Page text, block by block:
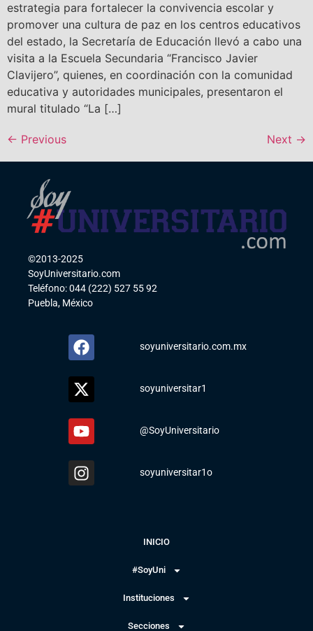
estrategia para fortalecer la convivencia escolar y
promover una cultura de paz en los centros educativos
del estado, la Secretaría de Educación llevó a cabo una
visita a la Escuela Secundaria “Francisco Javier
Clavijero”, quienes, en coordinación con la comunidad
educativa y autoridades municipales, presentaron el
mural titulado “La […]
← Previous Next →
©2013-2025
SoyUniversitario.com
Teléfono: 044 (222) 527 55 92
Puebla, México
soyuniversitario.com.mx
soyuniversitar1
@SoyUniversitario
soyuniversitar1o
INICIO
#SoyUni
Instituciones
Secciones